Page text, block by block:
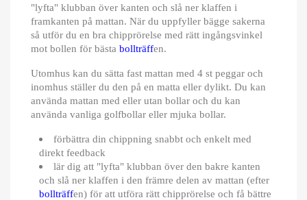
"lyfta" klubban över kanten och slå ner klaffen i
framkanten på mattan. När du uppfyller bägge sakerna
så utför du en bra chipprörelse med rätt ingångsvinkel
mot bollen för bästa bollträffen.
Utomhus kan du sätta fast mattan med 4 st peggar och
inomhus ställer du den på en matta eller dylikt. Du kan
använda mattan med eller utan bollar och du kan
använda vanliga golfbollar eller mjuka bollar.
förbättra din chippning snabbt och enkelt med
direkt feedback
lär dig att "lyfta" klubban över den bakre kanten
och slå ner klaffen i den främre delen av mattan (efter
bollträffen) för att utföra rätt chipprörelse och få bättre